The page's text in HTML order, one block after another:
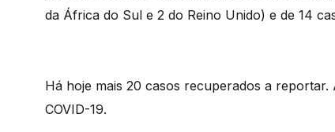
da África do Sul e 2 do Reino Unido) e de 14
Há hoje mais 20 casos recuperados a
COVID-19.